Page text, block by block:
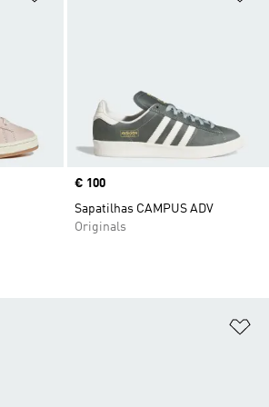
Price
€ 100
Sapatilhas CAMPUS ADV
Originals